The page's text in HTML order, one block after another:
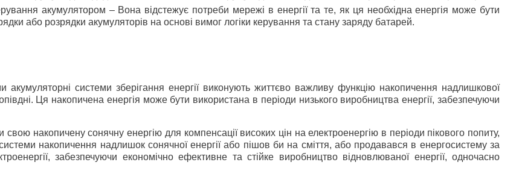
акумулятором – Вона відстежує потреби мережі в енергії та те, як ця необхідна енергія може бути
або розрядки акумуляторів на основі вимог логіки керування та стану заряду батарей.
системи зберігання енергії виконують життєво важливу функцію накопичення надлишкової
Ця накопичена енергія може бути використана в періоди низького виробництва енергії, забезпечуючи
накопичену сонячну енергію для компенсації високих цін на електроенергію в періоди пікового попиту,
накопичення надлишок сонячної енергії або пішов би на сміття, або продавався в енергосистему за
забезпечуючи економічно ефективне та стійке виробництво відновлюваної енергії, одночасно